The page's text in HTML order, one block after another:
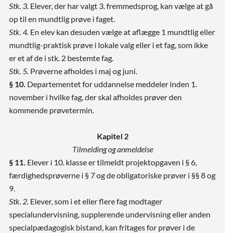
Stk. 3. Elever, der har valgt 3. fremmedsprog, kan vælge at gå
op til en mundtlig prøve i faget.
Stk. 4. En elev kan desuden vælge at aflægge 1 mundtlig eller
mundtlig-praktisk prøve i lokale valg eller i et fag, som ikke
er et af de i stk. 2 bestemte fag.
Stk. 5. Prøverne afholdes i maj og juni.
§ 10. Departementet for uddannelse meddeler inden 1.
november i hvilke fag, der skal afholdes prøver den
kommende prøvetermin.
Kapitel 2
Tilmelding og anmeldelse
§ 11. Elever i 10. klasse er tilmeldt projektopgaven i § 6,
færdighedsprøverne i § 7 og de obligatoriske prøver i §§ 8 og
9.
Stk. 2. Elever, som i et eller flere fag modtager
specialundervisning, supplerende undervisning eller anden
specialpædagogisk bistand, kan fritages for prøver i de